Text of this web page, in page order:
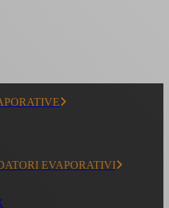
EVAPORATIVI